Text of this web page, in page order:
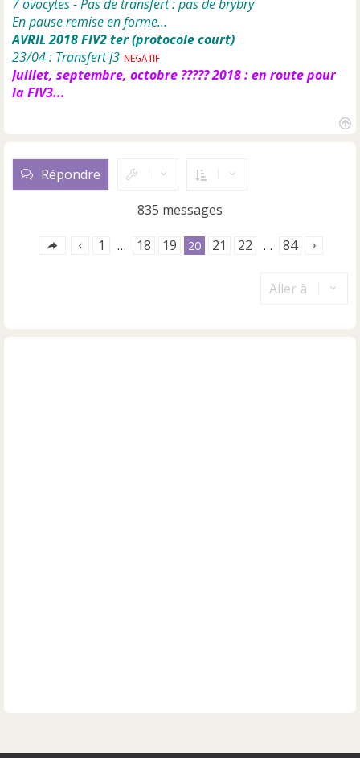
7 ovocytes - Pas de transfert : pas de brybry
En pause remise en forme...
AVRIL 2018 FIV2 ter (protocole court)
23/04 : Transfert J3
Juillet, septembre, octobre ????? 2018 : en route pour
la FIV3...
Répondre
835 messages
1 … 18 19 20 21 22 … 84
Aller à